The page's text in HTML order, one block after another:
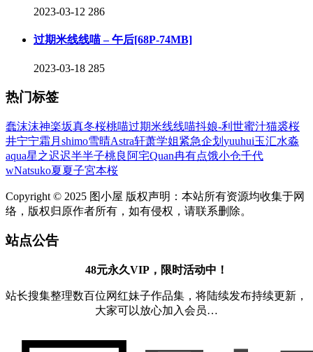
2023-03-12 286
过期米线线喵 – 午后[68P-74MB]
2023-03-18 285
热门标签
蠢沫沫神楽坂真冬桜桃喵过期米线线喵抖娘-利世蜜汁猫裘桜
井宁宁霜月shimo雪晴Astra轩萧学姐紧急企划 yuuhui玉汇水淼
aqua星之迟迟半半子桃良阿宅Quan冉有点饿小仓千代
wNatsuko夏夏子宮本桜
Copyright © 2025 图小屋 版权声明：本站所有资源均收集于网
络，版权归原作者所有，如有侵权，请联系删除。
站点公告
48元永久VIP，限时活动中！
站长搜集整理数百位网红妹子作品集，将陆续发布持续更新，
大家可以放心加入会员…